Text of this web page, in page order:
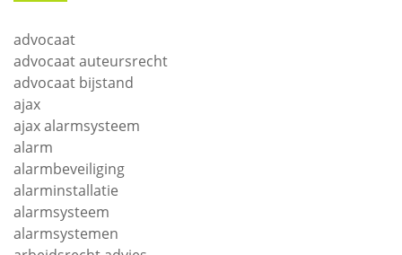
advocaat
advocaat auteursrecht
advocaat bijstand
ajax
ajax alarmsysteem
alarm
alarmbeveiliging
alarminstallatie
alarmsysteem
alarmsystemen